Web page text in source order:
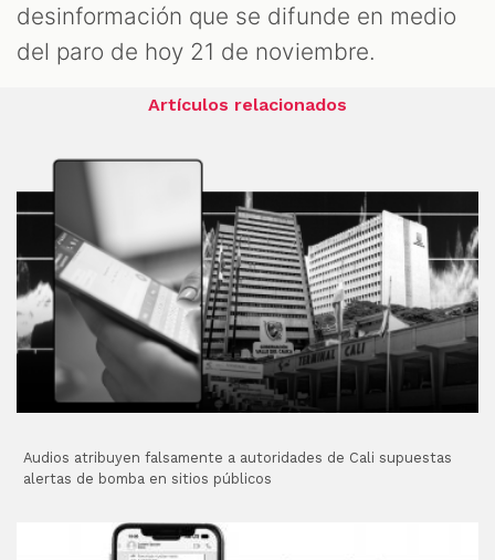
desinformación que se difunde en medio
del paro de hoy 21 de noviembre.
Artículos relacionados
Audios atribuyen falsamente a autoridades de Cali supuestas
alertas de bomba en sitios públicos